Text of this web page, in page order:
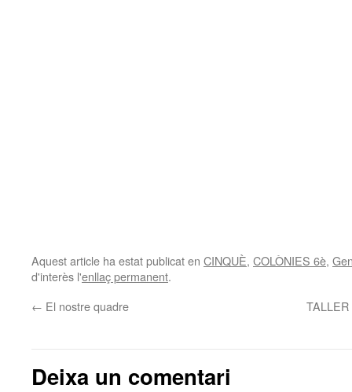
Aquest article ha estat publicat en CINQUÈ, COLÒNIES 6è,
d'interès l'enllaç permanent.
← El nostre quadre
Deixa un comentari